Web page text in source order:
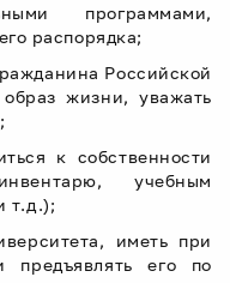
программами,
распорядка;
Российской
жизни, уважать
к собственности
учебным
т.д.);
иметь при
предъявлять его по